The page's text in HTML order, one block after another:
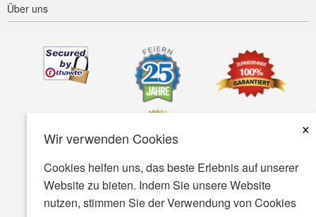
Wir verwenden Cookies
×
Cookies helfen uns, das beste Erlebnis auf unserer
Website zu bieten. Indem Sie unsere Website
nutzen, stimmen Sie der Verwendung von Cookies
Über uns